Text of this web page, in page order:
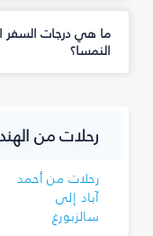
ما هي درجات السفر
النمسا؟
رحلات من
رحلات من أحمد
آباد إلى
سالزبورغ